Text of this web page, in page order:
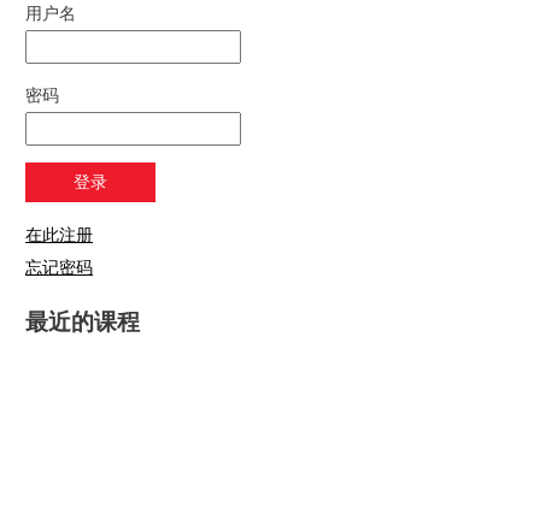
用户名
密码
在此注册
忘记密码
最近的课程